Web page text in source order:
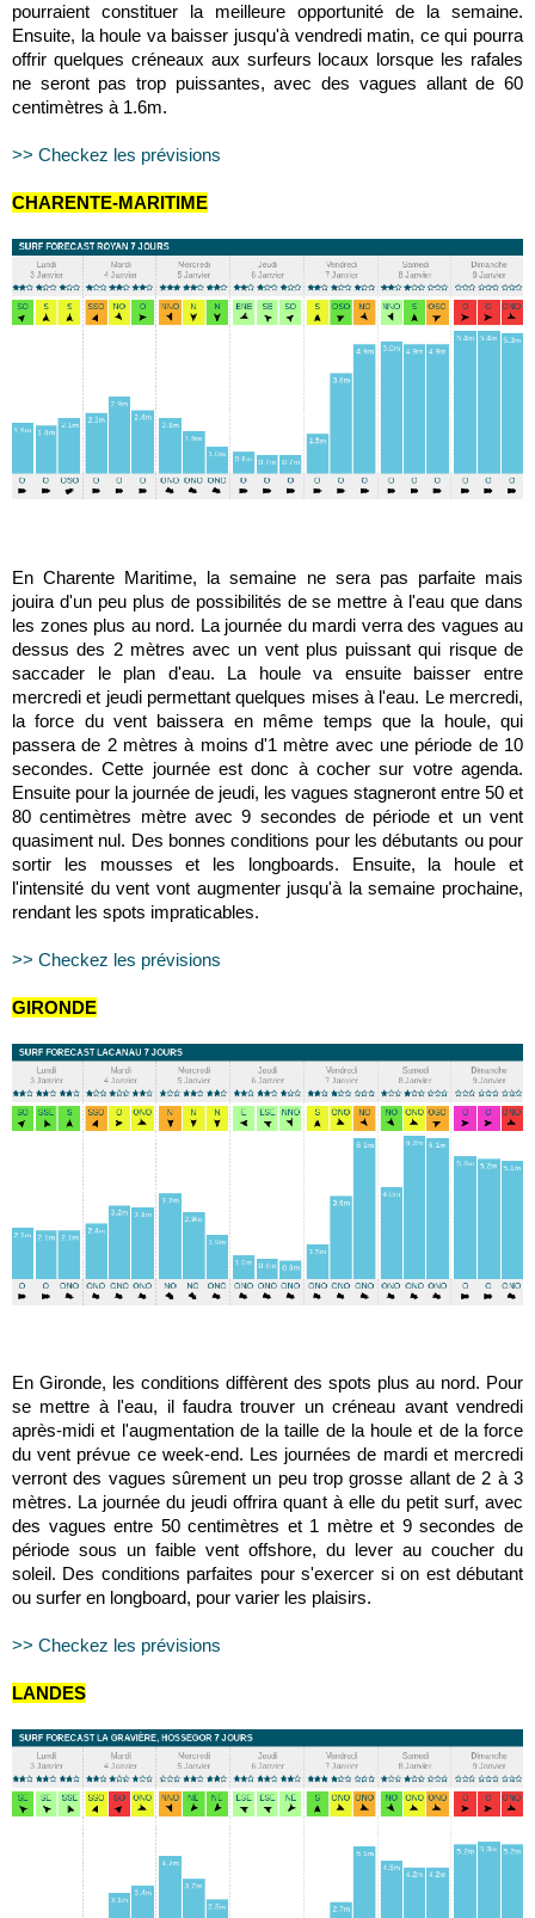
pourraient constituer la meilleure opportunité de la semaine.
Ensuite, la houle va baisser jusqu'à vendredi matin, ce qui pourra
offrir quelques créneaux aux surfeurs locaux lorsque les rafales
ne seront pas trop puissantes, avec des vagues allant de 60
centimètres à 1.6m.
>> Checkez les prévisions
CHARENTE-MARITIME
En Charente Maritime, la semaine ne sera pas parfaite mais
jouira d'un peu plus de possibilités de se mettre à l'eau que dans
les zones plus au nord. La journée du mardi verra des vagues au
dessus des 2 mètres avec un vent plus puissant qui risque de
saccader le plan d'eau. La houle va ensuite baisser entre
mercredi et jeudi permettant quelques mises à l'eau. Le mercredi,
la force du vent baissera en même temps que la houle, qui
passera de 2 mètres à moins d'1 mètre avec une période de 10
secondes. Cette journée est donc à cocher sur votre agenda.
Ensuite pour la journée de jeudi, les vagues stagneront entre 50 et
80 centimètres mètre avec 9 secondes de période et un vent
quasiment nul. Des bonnes conditions pour les débutants ou pour
sortir les mousses et les longboards. Ensuite, la houle et
l'intensité du vent vont augmenter jusqu'à la semaine prochaine,
rendant les spots impraticables.
>> Checkez les prévisions
GIRONDE
En Gironde, les conditions diffèrent des spots plus au nord. Pour
se mettre à l'eau, il faudra trouver un créneau avant vendredi
après-midi et l'augmentation de la taille de la houle et de la force
du vent prévue ce week-end. Les journées de mardi et mercredi
verront des vagues sûrement un peu trop grosse allant de 2 à 3
mètres. La journée du jeudi offrira quant à elle du petit surf, avec
des vagues entre 50 centimètres et 1 mètre et 9 secondes de
période sous un faible vent offshore, du lever au coucher du
soleil. Des conditions parfaites pour s'exercer si on est débutant
ou surfer en longboard, pour varier les plaisirs.
>> Checkez les prévisions
LANDES